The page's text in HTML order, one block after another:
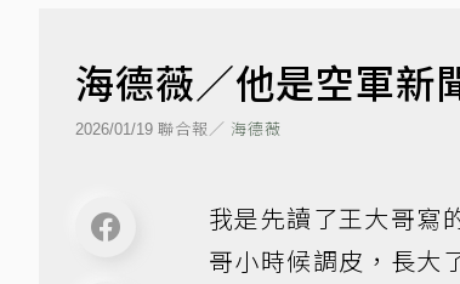
海德薇／他是空軍新
2026/01/19 聯合報／ 海德薇
我是先讀了王大哥寫
哥小時候調皮，長大